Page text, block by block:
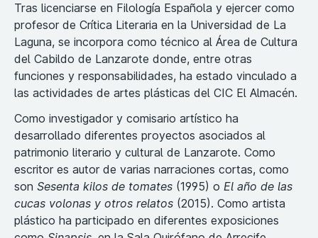
Tras licenciarse en Filología Española y ejercer como
profesor de Crítica Literaria en la Universidad de La
Laguna, se incorpora como técnico al Área de Cultura
del Cabildo de Lanzarote donde, entre otras
funciones y responsabilidades, ha estado vinculado a
las actividades de artes plásticas del CIC El Almacén.
Como investigador y comisario artístico ha
desarrollado diferentes proyectos asociados al
patrimonio literario y cultural de Lanzarote. Como
escritor es autor de varias narraciones cortas, como
son Sesenta kilos de tomates (1995) o El año de las
cucas volonas y otros relatos (2015). Como artista
plástico ha participado en diferentes exposiciones